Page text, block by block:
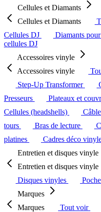
Cellules et Diamants
Cellules et Diamants
Cellules DJ
Diamants
cellules DJ
Accessoires vinyle
Accessoires vinyle
Step-Up Transformer
Presseurs
Plateaux et
Cellules (headshells)
tours
Bras de lecture
platines
Cadres déco
Entretien et disques vinyle
Entretien et disques vinyle
Disques vinyles
Marques
Marques
Tout voir